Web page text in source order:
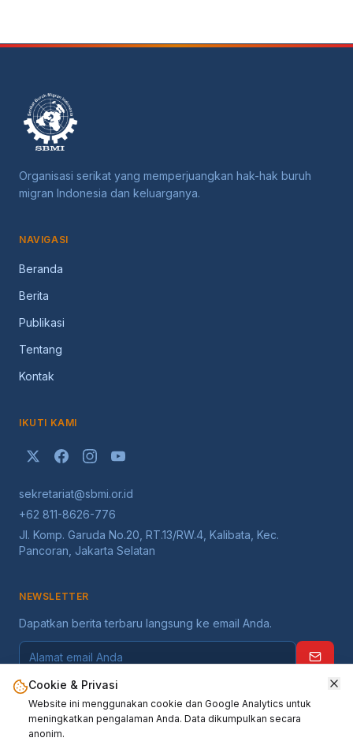
Organisasi serikat yang memperjuangkan hak-hak buruh
migran Indonesia dan keluarganya.
NAVIGASI
Beranda
Berita
Publikasi
Tentang
Kontak
IKUTI KAMI
sekretariat@sbmi.or.id
+62 811-8626-776
Jl. Komp. Garuda No.20, RT.13/RW.4, Kalibata, Kec.
Pancoran, Jakarta Selatan
NEWSLETTER
Dapatkan berita terbaru langsung ke email Anda.
©2026
Cookie & Privasi
Website ini menggunakan cookie dan Google Analytics untuk
meningkatkan pengalaman Anda. Data dikumpulkan secara
anonim.